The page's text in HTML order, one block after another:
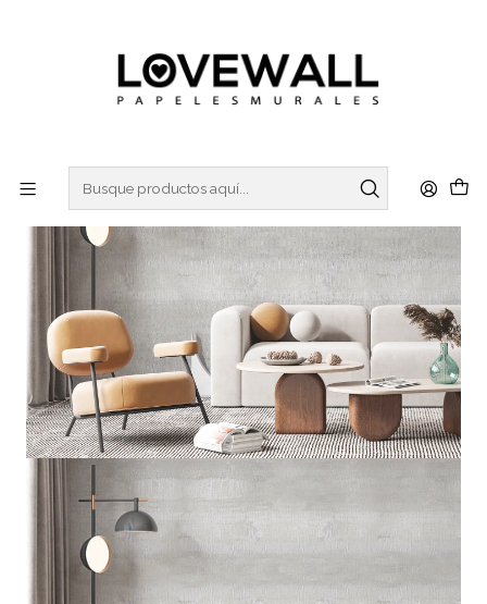
Inicio CONCRETO CON22-01